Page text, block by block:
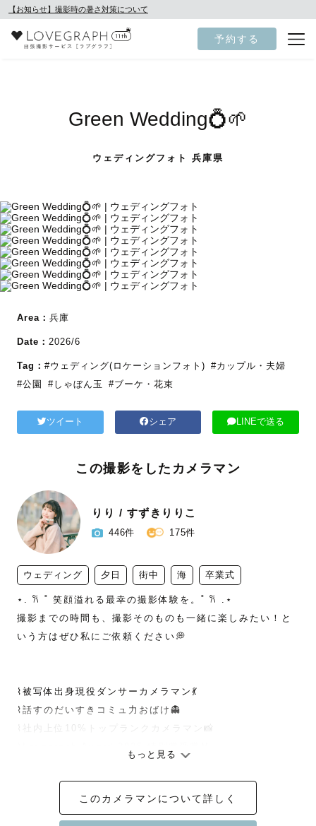
【お知らせ】撮影時の暑さ対策について
予約する
Green Wedding💍🌱
ウェディングフォト 兵庫県
Area： 兵庫
Date： 2026/6
Tag： #ウェディング(ロケーションフォト) #カップル・夫婦
#公園
#しゃぼん玉 #ブーケ・花束
ツイート シェア LINEで送る
この撮影をしたカメラマン
りり / すずきりりこ
446件 175件
ウェディング 夕日 街中 海 卒業式
⋆. 𐙚 ˚ 笑顔溢れる最幸の撮影体験を。˚ 𐙚 .⋆
撮影までの時間も、撮影そのものも一緒に楽しみたい！と
いう方はぜひ私にご依頼ください💭
⌇被写体出身現役ダンサーカメラマン💃
⌇話すのだいすきコミュ力おばけ👻
⌇社内上位10%トップランクカメラマン📸
⌇Lovegraphホスピタリティ研修講師🤍
🎉8.9月の撮影限定で指名料3000円割引キャンペーン中🎉
もっと見る
このカメラマンについて詳しく